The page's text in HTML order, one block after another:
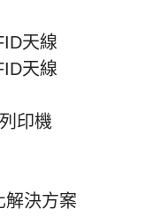
天線
天線
印機
解決方案